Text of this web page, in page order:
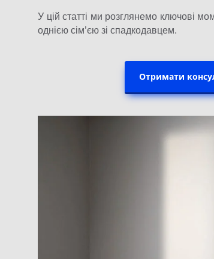
У цій статті ми розглянемо ключові
однією сім’єю зі спадкодавцем.
Отримати